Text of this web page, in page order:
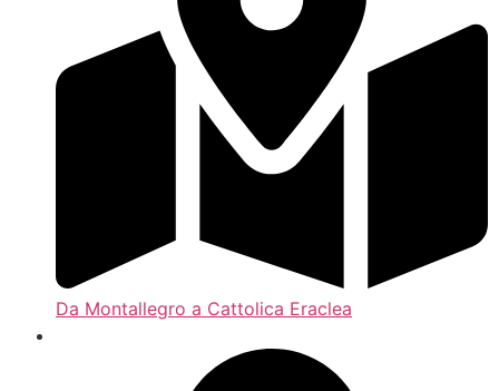
Da Montallegro a Cattolica Eraclea